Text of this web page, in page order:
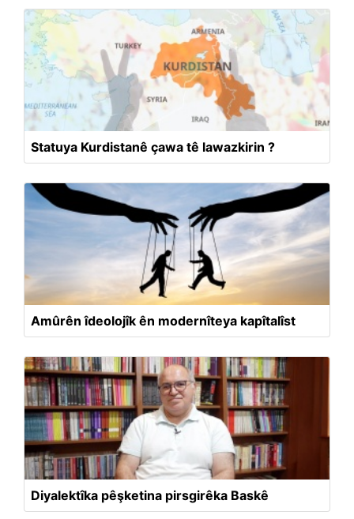
Statuya Kurdistanê çawa tê lawazkirin ?
Amûrên îdeolojîk ên modernîteya kapîtalîst
Diyalektîka pêşketina pirsgirêka Baskê